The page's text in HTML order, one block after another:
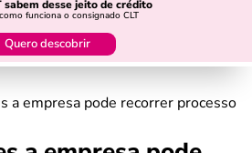
sabem desse jeito de crédito
funciona o consignado CLT
Quero descobrir
a empresa pode recorrer processo